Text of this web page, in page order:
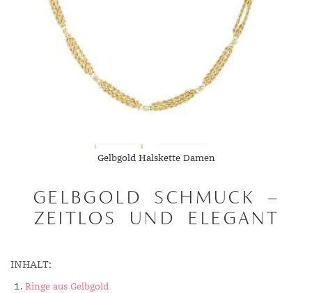
Gelbgold Halskette Damen
GELBGOLD SCHMUCK –
ZEITLOS UND ELEGANT
INHALT:
Ringe aus Gelbgold